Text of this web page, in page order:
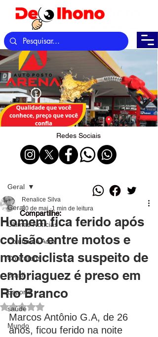
Redes Sociais
Geral
Últimas Notícias
Coluna do Acre
Concursos
Brasil
Esporte
saúde
Mundo
Geral
Homem fica ferido após
colisão entre motos e
motociclista suspeito de
embriaguez é preso em
Rio Branco
Renalice Silva
30 de mai. 1 min de leitura
Avaliado com NaN de 5 estrelas.
Marcos Antônio G.A, de 26
anos, ficou ferido na noite
Compartilhe: